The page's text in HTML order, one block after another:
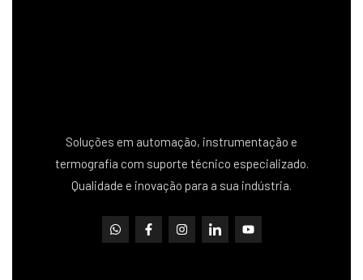
Soluções em automação, instrumentação e
termografia com suporte técnico especializado.
Qualidade e inovação para a sua indústria.